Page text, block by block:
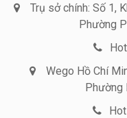
Trụ sở chính: Số 1,
Phường
Wego Hồ Chí
Phường